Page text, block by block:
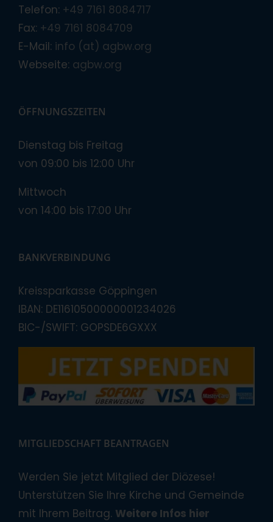
Telefon: +49 7161 8084717
Fax: +49 7161 8084709
E-Mail: info (at) agbw.org
Webseite: agbw.org
ÖFFNUNGSZEITEN
Dienstag bis Freitag
von 09:00 bis 12:00 Uhr
Mittwoch
von 14:00 bis 17:00 Uhr
BANKVERBINDUNG
Kreissparkasse Göppingen
IBAN: DE11610500000001234026
BIC-/SWIFT: GOPSDE6GXXX
MITGLIEDSCHAFT BEANTRAGEN
Werden Sie jetzt Mitglied der Diözese!
Unterstützen Sie Ihre Kirche und Gemeinde
mit Ihrem Beitrag. Weitere Infos hier